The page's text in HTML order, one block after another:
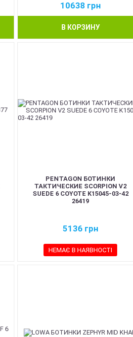
10638 грн
В КОРЗИНУ
PENTAGON БОТИНКИ
ТАКТИЧЕСКИЕ SCORPION V2
SUEDE 6 COYOTE K15045-03-42
26419
5136 грн
НЕМАЄ В НАЯВНОСТІ